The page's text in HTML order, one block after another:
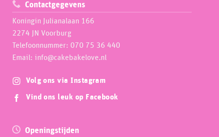
Contactgegevens
Koningin Julianalaan 166
2274 JN Voorburg
Telefoonnummer: 070 75 36 440
Email: info@cakebakelove.nl
Volg ons via Instagram
Vind ons leuk op Facebook
Openingstijden